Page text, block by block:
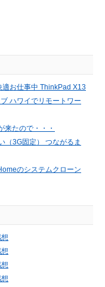
お仕事中 ThinkPad X13
ハワイでリモートワー
来たので・・・
（3G固定） つながるま
のシステムクローン